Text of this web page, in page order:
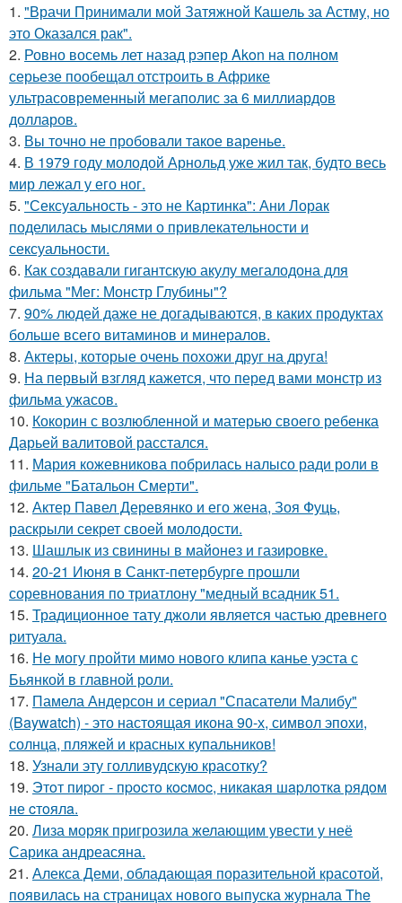
1. "Врачи Принимали мой Затяжной Кашель за Астму, но
это Оказался рак".
2. Ровно восемь лет назад рэпер Akon на полном
серьезе пообещал отстроить в Африке
ультрасовременный мегаполис за 6 миллиардов
долларов.
3. Вы точно не пробовали такое варенье.
4. В 1979 году молодой Арнольд уже жил так, будто весь
мир лежал у его ног.
5. "Сексуальность - это не Картинка": Ани Лорак
поделилась мыслями о привлекательности и
сексуальности.
6. Как создавали гигантскую акулу мегалодона для
фильма "Мег: Монстр Глубины"?
7. 90% людей даже не догадываются, в каких продуктах
больше всего витаминов и минералов.
8. Актеры, которые очень похожи друг на друга!
9. На первый взгляд кажется, что перед вами монстр из
фильма ужасов.
10. Кокорин с возлюбленной и матерью своего ребенка
Дарьей валитовой расстался.
11. Мария кожевникова побрилась налысо ради роли в
фильме "Батальон Смерти".
12. Актер Павел Деревянко и его жена, Зоя Фуць,
раскрыли секрет своей молодости.
13. Шашлык из свинины в майонез и газировке.
14. 20-21 Июня в Санкт-петербурге прошли
соревнования по триатлону "медный всадник 51.
15. Традиционное тату джоли является частью древнего
ритуала.
16. Не могу пройти мимо нового клипа канье уэста с
Бьянкой в главной роли.
17. Памела Андерсон и сериал "Спасатели Малибу"
(Baywatch) - это настоящая икона 90-х, символ эпохи,
солнца, пляжей и красных купальников!
18. Узнали эту голливудскую красотку?
19. Этoт пиpoг - пpocтo кocмoc, никaкaя шapлoткa pядoм
не cтoялa.
20. Лиза моряк пригрозила желающим увести у неё
Сарика андреасяна.
21. Алекса Деми, обладающая поразительной красотой,
появилась на страницах нового выпуска журнала The